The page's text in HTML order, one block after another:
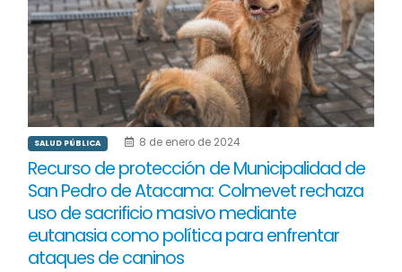
SALUD PÚBLICA 8 de enero de 2024
Recurso de protección de Municipalidad de
San Pedro de Atacama: Colmevet rechaza
uso de sacrificio masivo mediante
eutanasia como política para enfrentar
ataques de caninos